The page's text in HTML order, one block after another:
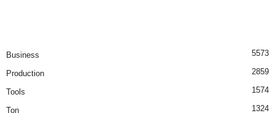
Business 5573
Production 2859
Tools 1574
Ton 1324